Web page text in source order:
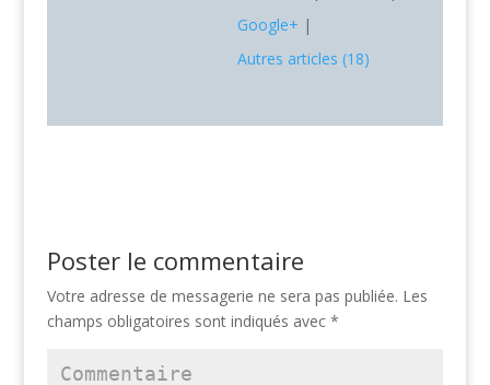
Google+ |
Autres articles (18)
Poster le commentaire
Votre adresse de messagerie ne sera pas publiée. Les
champs obligatoires sont indiqués avec *